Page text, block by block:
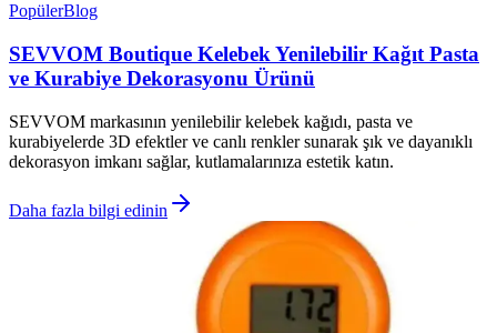
PopülerBlog
SEVVOM Boutique Kelebek Yenilebilir Kağıt Pasta
ve Kurabiye Dekorasyonu Ürünü
SEVVOM markasının yenilebilir kelebek kağıdı, pasta ve
kurabiyelerde 3D efektler ve canlı renkler sunarak şık ve dayanıklı
dekorasyon imkanı sağlar, kutlamalarınıza estetik katın.
Daha fazla bilgi edinin